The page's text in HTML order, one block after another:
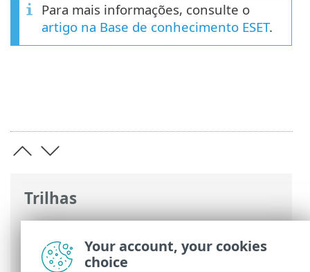
Trilhas
Ajuda on-line ESET>ESET Endpoint
Security >Usando o ESET Endpoint
Security > Atualizar
Para mais informações, consulte o
artigo na Base de conhecimento ESET.
Your account, your cookies
choice